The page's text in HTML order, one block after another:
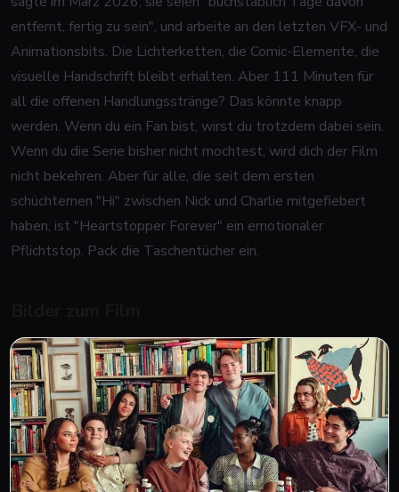
entfernt, fertig zu sein", und arbeite an den letzten VFX- und
Animationsbits. Die Lichterketten, die Comic-Elemente, die
visuelle Handschrift bleibt erhalten. Aber 111 Minuten für
all die offenen Handlungsstränge? Das könnte knapp
werden. Wenn du ein Fan bist, wirst du trotzdem dabei sein.
Wenn du die Serie bisher nicht mochtest, wird dich der Film
nicht bekehren. Aber für alle, die seit dem ersten
schüchternen "Hi" zwischen Nick und Charlie mitgefiebert
haben, ist "Heartstopper Forever" ein emotionaler
Pflichtstop. Pack die Taschentücher ein.